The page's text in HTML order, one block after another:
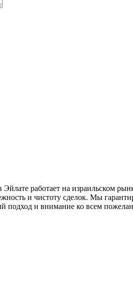
работает на израильском
и чистоту сделок. Мы
подход и внимание ко всем